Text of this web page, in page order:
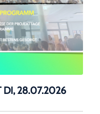
DI, 28.07.2026